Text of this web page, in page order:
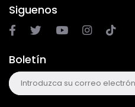
Siguenos
Boletín